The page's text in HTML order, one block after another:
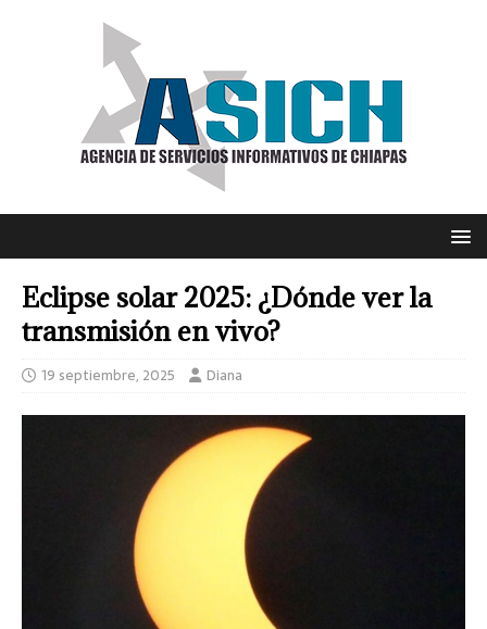
Eclipse solar 2025: ¿Dónde ver la
transmisión en vivo?
19 septiembre, 2025 Diana